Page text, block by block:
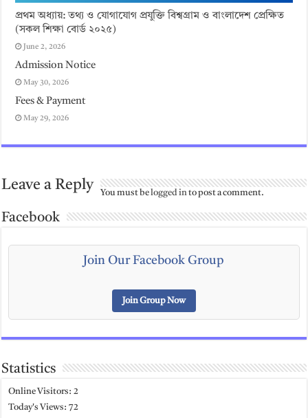
প্রথম অধ্যায়: তথ্য ও যোগাযোগ প্রযুক্তি বিশ্বগ্রাম ও বাংলাদেশ প্রেক্ষিত
(সকল শিক্ষা বোর্ড ২০২৫)
June 2, 2026
Admission Notice
May 30, 2026
Fees & Payment
May 29, 2026
Leave a Reply
You must belogged into post a comment.
Facebook
Join Our Facebook Group
Join Group Now
Statistics
Online Visitors:2
Today's Views:72